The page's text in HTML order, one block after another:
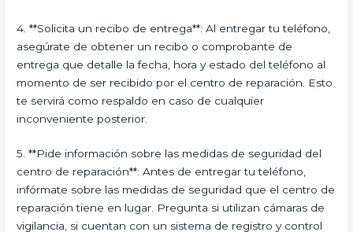
4. **Solicita un recibo de entrega**: Al entregar tu teléfono,
asegúrate de obtener un recibo o comprobante de
entrega que detalle la fecha, hora y estado del teléfono al
momento de ser recibido por el centro de reparación. Esto
te servirá como respaldo en caso de cualquier
inconveniente posterior.
5. **Pide información sobre las medidas de seguridad del
centro de reparación**: Antes de entregar tu teléfono,
infórmate sobre las medidas de seguridad que el centro de
reparación tiene en lugar. Pregunta si utilizan cámaras de
vigilancia, si cuentan con un sistema de registro y control